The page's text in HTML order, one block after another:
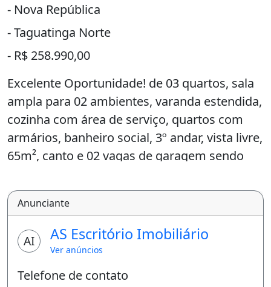
- Nova República
- Taguatinga Norte
- R$ 258.990,00
Excelente Oportunidade! de 03 quartos, sala
ampla para 02 ambientes, varanda estendida,
cozinha com área de serviço, quartos com
armários, banheiro social, 3º andar, vista livre,
65m², canto e 02 vagas de garagem sendo
A área do imóvel anunciado é uma estimativa
e deverá ser confirmada junto à certidão de
ônus do imóvel ou cessão de direitos.
zeladores durante o dia, salão de festas,
Anunciante
AI AS Escritório Imobiliário
Ver anúncios
Telefone de contato